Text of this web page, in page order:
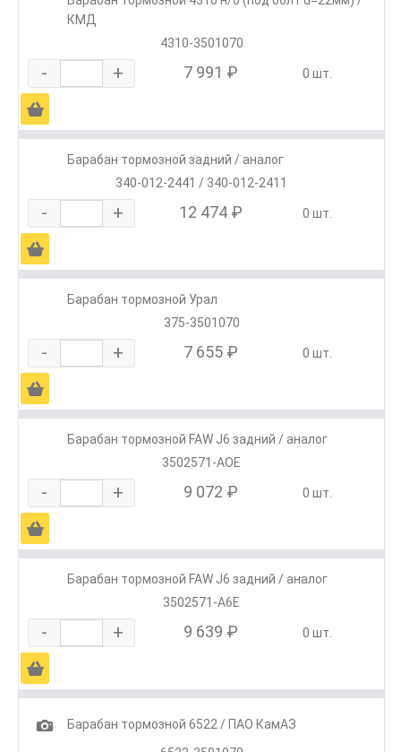
КМД
4310-3501070
- + 7 991 ₽ 0 шт.
Ä
Барабан тормозной задний / аналог
340-012-2441 / 340-012-2411
- + 12 474 ₽ 0 шт.
Ä
Барабан тормозной Урал
375-3501070
- + 7 655 ₽ 0 шт.
Ä
Барабан тормозной FAW J6 задний / аналог
3502571-AOE
- + 9 072 ₽ 0 шт.
Ä
Барабан тормозной FAW J6 задний / аналог
3502571-A6E
- + 9 639 ₽ 0 шт.
Ä
1
Барабан тормозной 6522 / ПАО КамАЗ